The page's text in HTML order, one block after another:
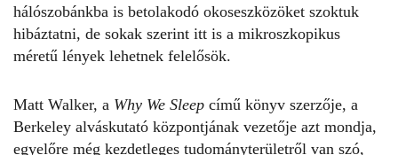
hálószobánkba is betolakodó okoseszközöket szoktuk
hibáztatni, de sokak szerint itt is a mikroszkopikus
méretű lények lehetnek felelősök.
Matt Walker, a Why We Sleep című könyv szerzője, a
Berkeley alváskutató központjának vezetője azt mondja,
egyelőre még kezdetleges tudományterületről van szó,